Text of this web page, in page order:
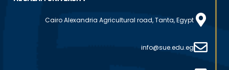
Cairo Alexandria Agricultural road, Tanta, Egypt
info@sue.edu.eg